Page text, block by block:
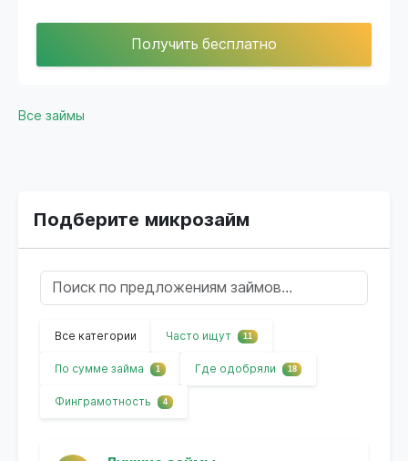
Получить бесплатно
Все займы
Подберите микрозайм
Все категории Часто ищут 11
По сумме займа 1 Где одобряли 18
Финграмотность 4